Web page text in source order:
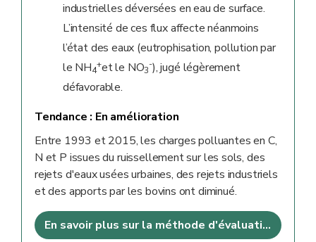
industrielles déversées en eau de surface.
L’intensité de ces flux affecte néanmoins
l’état des eaux (eutrophisation, pollution par
le NH4
+et le NO3
-), jugé légèrement
défavorable.
Tendance : En amélioration
Entre 1993 et 2015, les charges polluantes en C,
N et P issues du ruissellement sur les sols, des
rejets d'eaux usées urbaines, des rejets industriels
et des apports par les bovins ont diminué.
En savoir plus sur la méthode d'évaluation